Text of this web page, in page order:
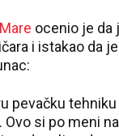
ocenio je da
i istakao da
pevačku
Ovo si po meni